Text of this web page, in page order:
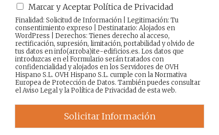
Marcar y Aceptar Política de Privacidad
Finalidad: Solicitud de Información | Legitimación: Tu
consentimiento expreso | Destinatario: Alojados en
WordPress | Derechos: Tienes derecho al acceso,
rectificación, supresión, limitación, portabilidad y olvido de
tus datos en info(arroba)ite-edificios.es. Los datos que
introduzcas en el Formulario serán tratados con
confidencialidad y alojados en los Servidores de OVH
Hispano S.L. OVH Hispano S.L. cumple con la Normativa
Europea de Protección de Datos. También puedes consultar
elAviso Legaly laPolítica de Privacidadde esta web.
Solicitar Información